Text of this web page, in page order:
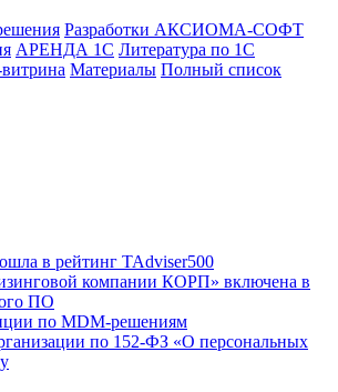
Разработки АКСИОМА-СОФТ
АРЕНДА 1С Литература по 1С
Материалы Полный список
в рейтинг TAdviser500
компании КОРП» включена в
ПО
по MDM-решениям
по 152-ФЗ «О персональных